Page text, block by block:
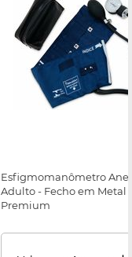
Esfigmomanômetro
Adulto - Fecho em Metal -
Premium